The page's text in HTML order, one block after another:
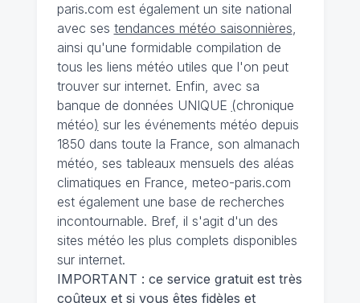
paris.com est également un site national
avec ses tendances météo saisonnières,
ainsi qu'une formidable compilation de
tous les liens météo utiles que l'on peut
trouver sur internet. Enfin, avec sa
banque de données UNIQUE (chronique
météo) sur les événements météo depuis
1850 dans toute la France, son almanach
météo, ses tableaux mensuels des aléas
climatiques en France, meteo-paris.com
est également une base de recherches
incontournable. Bref, il s'agit d'un des
sites météo les plus complets disponibles
sur internet.
IMPORTANT : ce service gratuit est très
coûteux et si vous êtes fidèles et